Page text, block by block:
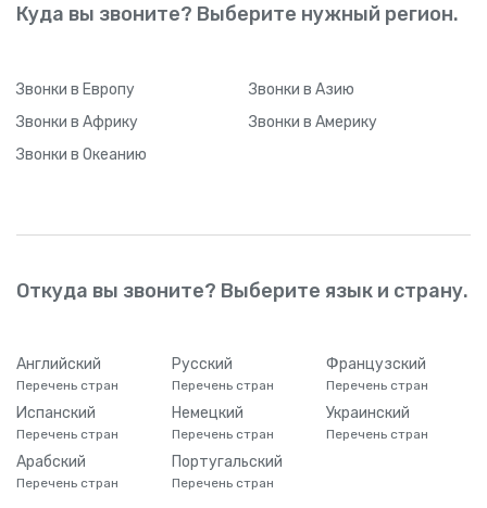
Куда вы звоните? Выберите нужный регион.
Звонки в Европу Звонки в Азию
Звонки в Африку Звонки в Америку
Звонки в Океанию
Откуда вы звоните? Выберите язык и страну.
Английский
Перечень стран
Русский
Перечень стран
Французский
Перечень стран
Испанский
Перечень стран
Немецкий
Перечень стран
Украинский
Перечень стран
Арабский
Перечень стран
Португальский
Перечень стран